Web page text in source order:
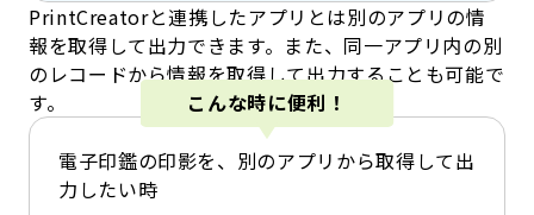
PrintCreatorと連携したアプリとは別のアプリの情
報を取得して出力できます。また、同一アプリ内の別
のレコードから情報を取得して出力することも可能で
す。
こんな時に便利！
電子印鑑の印影を、別のアプリから取得して出
力したい時